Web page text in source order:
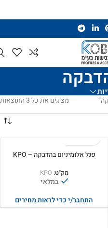
מציגים את כל ⁦3⁩ התוצאות
פנל אלומיניום בהדבקה – KPO
מק"ט: KPO
במלאי
התחבר/י כדי לראות מחירים